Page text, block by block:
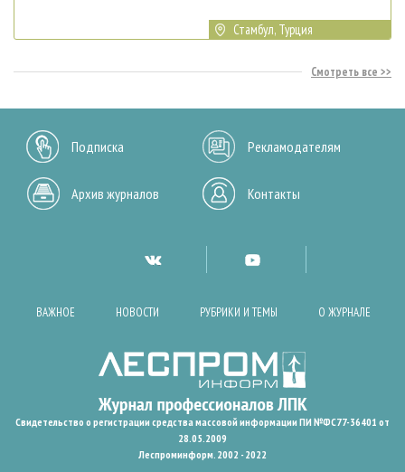
Стамбул, Турция
Смотреть все
Подписка Рекламодателям
Архив журналов Контакты
ВАЖНОЕ НОВОСТИ РУБРИКИ И ТЕМЫ О ЖУРНАЛЕ
Свидетельство о регистрации средства массовой информации ПИ №ФС77-36401 от
28.05.2009
Леспроминформ. 2002 - 2022